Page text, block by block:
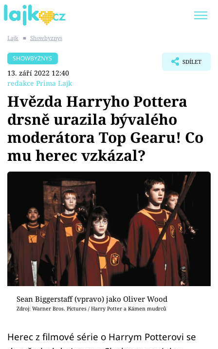
SHOPAHOLICADEL
Témata
Showbyznys
Youtubeři
Sex a vztahy
Videa
Sledujte prima+
Přihlášení
Sledujte nás
Lajk ■ Showbyznys
SHOWBYZNYS
13. září 2022 12:40
redakce Prima Lajk
SDÍLET
Hvězda Harryho Pottera
drsně urazila bývalého
moderátora Top Gearu! Co
mu herec vzkázal?
Sean Biggerstaff (vpravo) jako Oliver Wood
Zdroj: Warner Bros. Pictures / Harry Potter a Kámen mudrců
Herec z filmové série o Harrym Potterovi se